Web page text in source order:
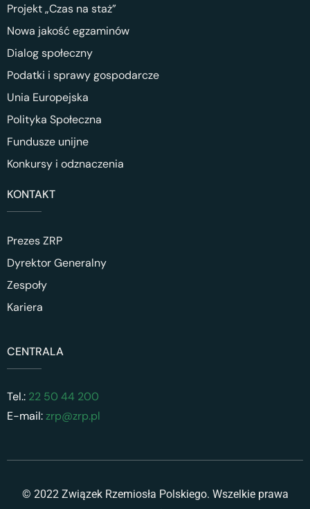
Projekt „Czas na staż”
Nowa jakość egzaminów
Dialog społeczny
Podatki i sprawy gospodarcze
Unia Europejska
Polityka Społeczna
Fundusze unijne
Konkursy i odznaczenia
KONTAKT
Prezes ZRP
Dyrektor Generalny
Zespoły
Kariera
CENTRALA
Tel.: 22 50 44 200
E-mail:zrp@zrp.pl
© 2022 Związek Rzemiosła Polskiego. Wszelkie prawa